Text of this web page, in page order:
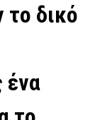
δικό
ένα